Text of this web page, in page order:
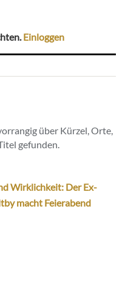
Einloggen
über Kürzel, Orte,
gefunden.
Wirklichkeit: Der Ex-
macht Feierabend